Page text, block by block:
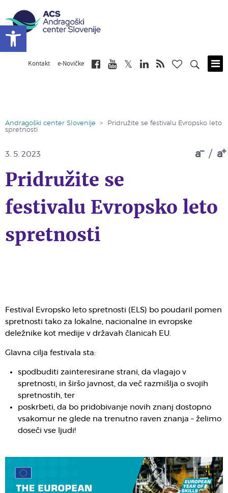
Kontakt e-Novičke
Andragoški center Slovenije >
Pridružite se festivalu Evropsko leto
spretnosti
a / a
3. 5. 2023
Pridružite se
festivalu Evropsko leto
spretnosti
Festival Evropsko leto spretnosti (ELS) bo poudaril pomen
spretnosti tako za lokalne, nacionalne in evropske
deležnike kot medije v državah članicah EU.
Glavna cilja festivala sta:
spodbuditi zainteresirane strani, da vlagajo v
spretnosti, in širšo javnost, da več razmišlja o svojih
spretnostih, ter
poskrbeti, da bo pridobivanje novih znanj dostopno
vsakomur ne glede na trenutno raven znanja – želimo
doseči vse ljudi!
Open toolbar